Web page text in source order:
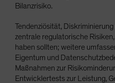
Bilanzrisiko.
Tendenziösität,
zentrale regulatorische
haben sollten; weitere
Eigentum und
Maßnahmen zur
Entwicklertests zur Leistung,